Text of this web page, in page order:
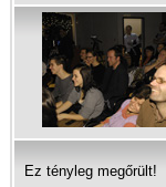
Ez tényleg megőrült!